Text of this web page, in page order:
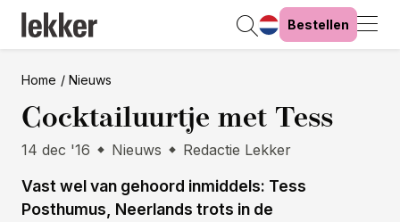
Bestellen
Home Nieuws
Cocktailuurtje met Tess
14 dec '16 Nieuws Redactie Lekker
Vast wel van gehoord inmiddels: Tess
Posthumus, Neerlands trots in de